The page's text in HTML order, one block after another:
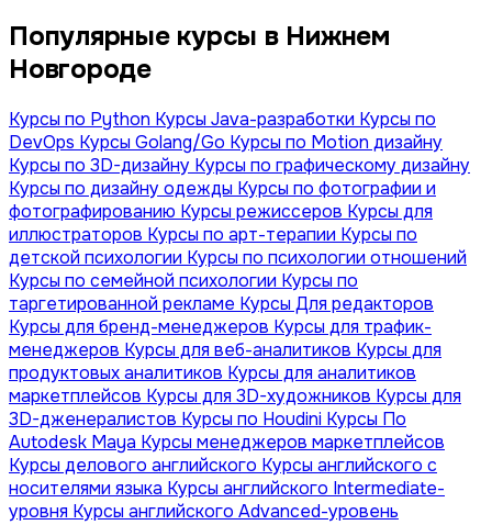
Популярные курсы в Нижнем
Новгороде
Курсы по Python Курсы Java-разработки Курсы по
DevOps Курсы Golang/Go Курсы по Motion дизайну
Курсы по 3D-дизайну Курсы по графическому дизайну
Курсы по дизайну одежды Курсы по фотографии и
фотографированию Курсы режиссеров Курсы для
иллюстраторов Курсы по арт-терапии Курсы по
детской психологии Курсы по психологии отношений
Курсы по семейной психологии Курсы по
таргетированной рекламе Курсы Для редакторов
Курсы для бренд-менеджеров Курсы для трафик-
менеджеров Курсы для веб-аналитиков Курсы для
продуктовых аналитиков Курсы для аналитиков
маркетплейсов Курсы для 3D-художников Курсы для
3D-дженералистов Курсы по Houdini Курсы По
Autodesk Maya Курсы менеджеров маркетплейсов
Курсы делового английского Курсы английского с
носителями языка Курсы английского Intermediate-
уровня Курсы английского Advanced-уровень